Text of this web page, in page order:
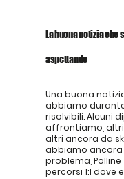
La buona notizia che
aspettando
Una buona
abbiamo
risolvibili. Alcuni
affrontiamo, altri
altri ancora da
abbiamo ancora
problema,
percorsi 1:1 dove